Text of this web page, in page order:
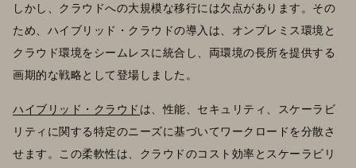
しかし、クラウドへの大規模な移行には欠点があります。その
ため、ハイブリッド・クラウドの導入は、オンプレミス環境と
クラウド環境をシームレスに統合し、両環境の長所を提供する
画期的な戦略として登場しました。
ハイブリッド・クラウド は、性能、セキュリティ、スケーラビ
リティに関する特定のニーズに基づいてワークロードを分散さ
せます。この柔軟性は、クラウドのコスト効率とスケーラビリ